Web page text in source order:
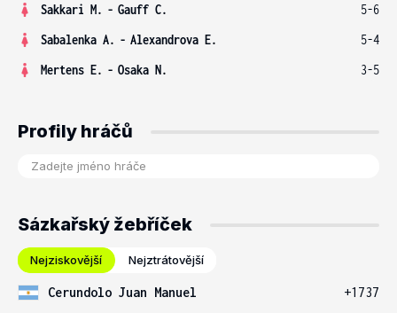
Sakkari M. - Gauff C.
5-6
Sabalenka A. - Alexandrova E.
5-4
Mertens E. - Osaka N. 3-5
Profily hráčů
Sázkařský žebříček
Nejziskovější Nejztrátovější
Cerundolo Juan Manuel
+1737